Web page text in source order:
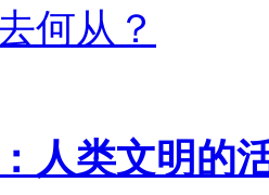
何从？
人类文明的